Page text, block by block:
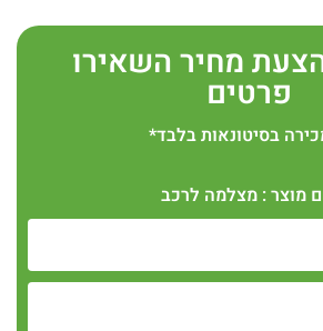
מחיר השאירו
פרטים
בסיטונאות בלבד*
מוצר : מצלמה לרכב